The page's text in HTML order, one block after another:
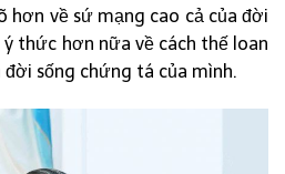
hơn về sứ mạng cao cả của đời
thức hơn nữa về cách thế loan
sống chứng tá của mình.